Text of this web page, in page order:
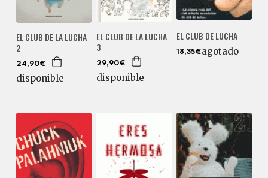
EL CLUB DE LA LUCHA
2
24,90€
disponible
EL CLUB DE LA LUCHA
3
29,90€
disponible
EL CLUB DE LUCHA
18,35€agotado